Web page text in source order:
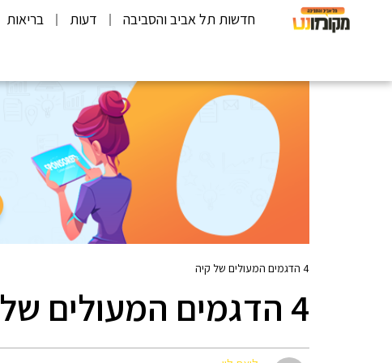
חדשות תל אביב והסביבה דעות בריאות
4 הדגמים המעולים של קיה
4 הדגמים המעולים של קיה